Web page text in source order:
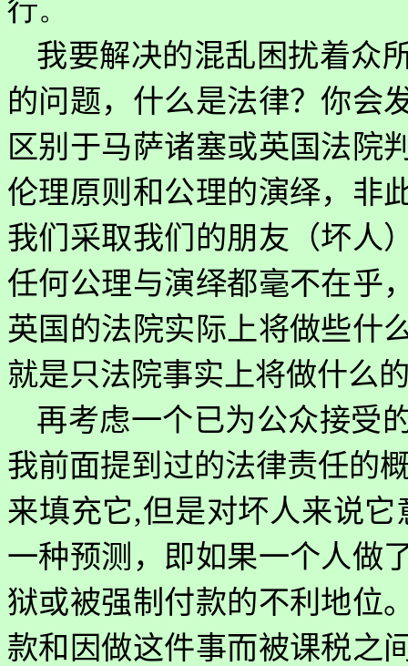
行。
我要解决的混乱困扰着众
的问题，什么是法律？你会
区别于马萨诸塞或英国法院
伦理原则和公理的演绎，非
我们采取我们的朋友（坏人
任何公理与演绎都毫不在乎
英国的法院实际上将做些什
就是只法院事实上将做什么
再考虑一个已为公众接受
我前面提到过的法律责任的
来填充它,但是对坏人来说它
一种预测，即如果一个人做
狱或被强制付款的不利地位
款和因做这件事而被课税之